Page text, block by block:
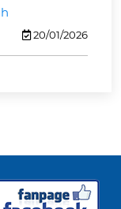
20/01/2026